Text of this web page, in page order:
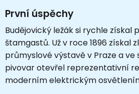
První úspěchy
Budějovický ležák si rychle získal
štamgastů. Už v roce 1896 získal
průmyslové výstavě v Praze a
pivovar otevřel reprezentativní
moderním elektrickým